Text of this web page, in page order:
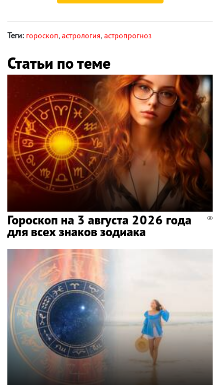
Теги: гороскоп, астрология, астропрогноз
Статьи по теме
Гороскоп на 3 августа 2026 года
для всех знаков зодиака